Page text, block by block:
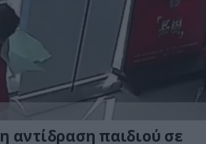
αντίδραση παιδιού σε